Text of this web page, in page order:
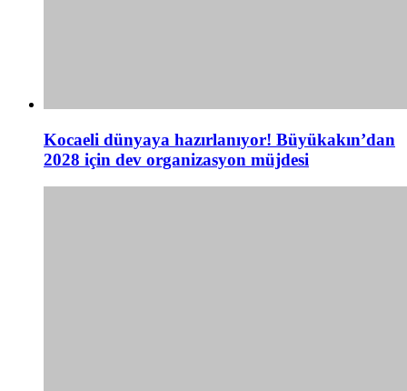
Kocaeli dünyaya hazırlanıyor! Büyükakın’dan
2028 için dev organizasyon müjdesi